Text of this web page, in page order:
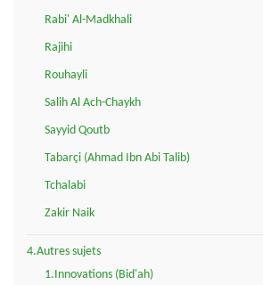
Rabi' Al-Madkhali
Rajihi
Rouhayli
Salih Al Ach-Chaykh
Sayyid Qoutb
Tabarçi (Ahmad Ibn Abi Talib)
Tchalabi
Zakir Naik
4.Autres sujets
1.Innovations (Bid'ah)